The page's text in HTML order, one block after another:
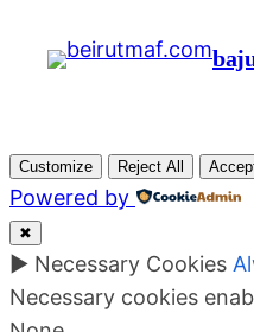
Customize Reject All
Powered by
✖
► Necessary Cookies
Necessary cookies